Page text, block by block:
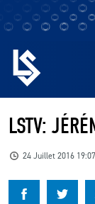
EQUIPES
BILLETTERIE
FANS
LSTV:
24 Juillet 2016 19:07